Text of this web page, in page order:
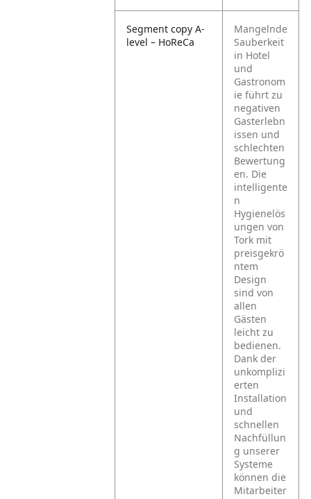
Segment copy A-
level – HoReCa
Mangelnde
Sauberkeit
in Hotel
und
Gastronom
ie führt zu
negativen
Gasterlebn
issen und
schlechten
Bewertung
en. Die
intelligente
n
Hygienelös
ungen von
Tork mit
preisgekrö
ntem
Design
sind von
allen
Gästen
leicht zu
bedienen.
Dank der
unkomplizi
erten
Installation
und
schnellen
Nachfüllun
g unserer
Systeme
können die
Mitarbeiter